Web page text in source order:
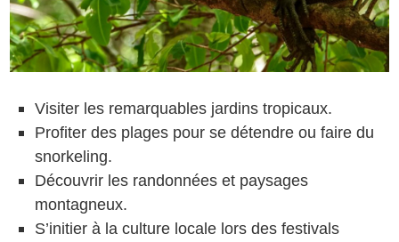
Visiter les remarquables jardins tropicaux.
Profiter des plages pour se détendre ou faire du
snorkeling.
Découvrir les randonnées et paysages
montagneux.
S’initier à la culture locale lors des festivals